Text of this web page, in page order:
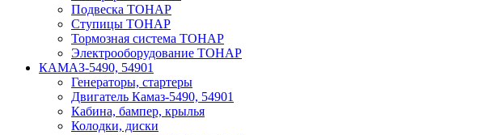
Подвеска ТОНАР
Ступицы ТОНАР
Тормозная система ТОНАР
Электрооборудование ТОНАР
КАМАЗ-5490, 54901
Генераторы, стартеры
Двигатель Камаз-5490, 54901
Кабина, бампер, крылья
Колодки, диски